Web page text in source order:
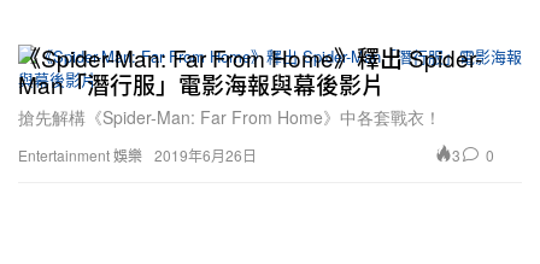
Entertainment 娛樂
《Spider-Man: Far From Home》釋出 Spider-
Man「潛行服」電影海報與幕後影片
搶先解構《Spider-Man: Far From Home》中各套戰衣！
2019年6月26日 3 0